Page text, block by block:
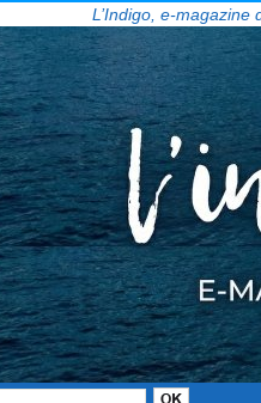
L’Indigo, e-magazine